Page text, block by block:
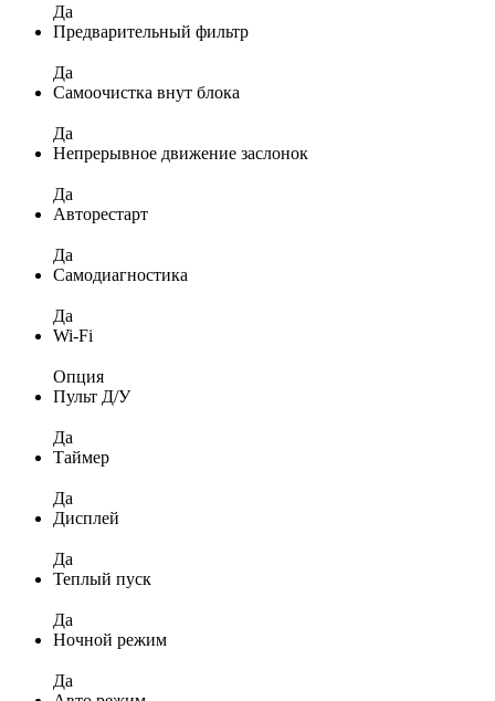
Да
Предварительный фильтр
Да
Самоочистка внут блока
Да
Непрерывное движение заслонок
Да
Авторестарт
Да
Самодиагностика
Да
Wi-Fi
Опция
Пульт Д/У
Да
Таймер
Да
Дисплей
Да
Теплый пуск
Да
Ночной режим
Да